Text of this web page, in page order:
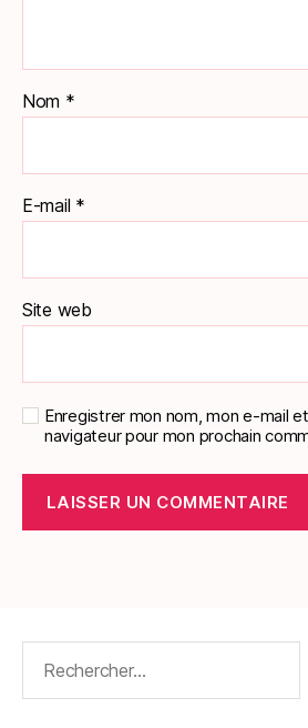
Nom *
E-mail *
Site web
Enregistrer mon nom, mon e-mail
navigateur pour mon prochain